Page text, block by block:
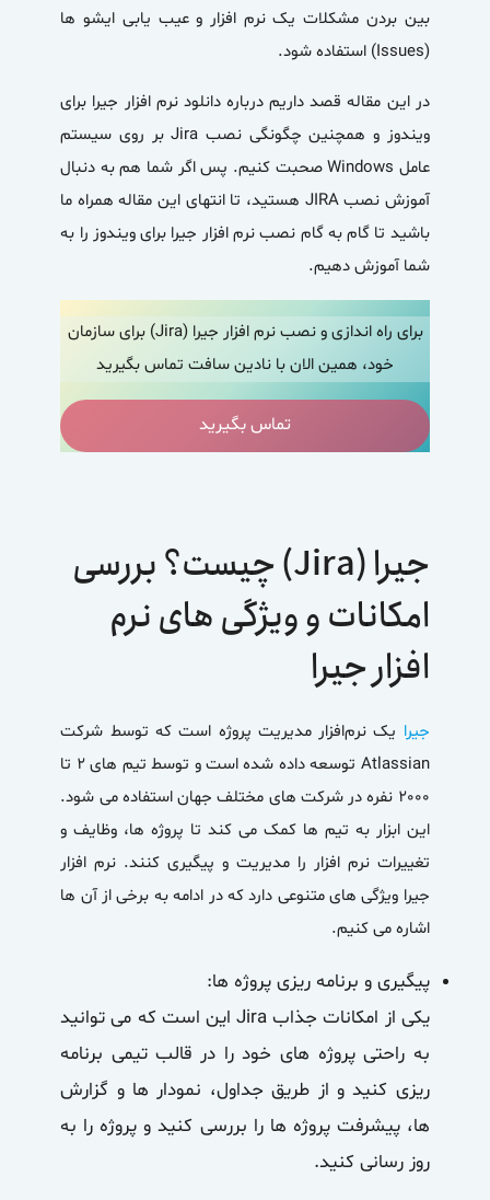
بین بردن مشکلات یک نرم افزار و عیب یابی ایشو ها
(Issues) استفاده شود.
در این مقاله قصد داریم درباره دانلود نرم افزار جیرا برای
ویندوز و همچنین چگونگی نصب Jira بر روی سیستم
عامل Windows صحبت کنیم. پس اگر شما هم به دنبال
آموزش نصب JIRA
هستید، تا انتهای این مقاله همراه ما
باشید تا گام به گام نصب نرم افزار جیرا برای ویندوز را به
شما آموزش دهیم.
برای راه اندازی و نصب نرم افزار جیرا (Jira) برای سازمان
خود، همین الان با نادین سافت تماس بگیرید
تماس بگیرید
جیرا (Jira) چیست؟ بررسی
امکانات و ویژگی های نرم
افزار جیرا
جیرا یک نرم‌افزار مدیریت پروژه است که توسط شرکت
Atlassian توسعه داده شده است و توسط تیم های 2 تا
2000 نفره در شرکت های مختلف جهان استفاده می شود.
این ابزار به تیم ها کمک می کند تا پروژه ها، وظایف و
تغییرات نرم افزار را مدیریت و پیگیری کنند. نرم افزار
جیرا ویژگی های متنوعی دارد که در ادامه به برخی از آن ها
اشاره می کنیم.
پیگیری و برنامه ریزی پروژه‌ ها:
یکی از امکانات جذاب Jira این است که می توانید
به راحتی پروژه های خود را در قالب تیمی برنامه
ریزی کنید و از طریق جداول، نمودار ها و گزارش
ها، پیشرفت پروژه ها را بررسی کنید و پروژه‌ را به
روز رسانی کنید.